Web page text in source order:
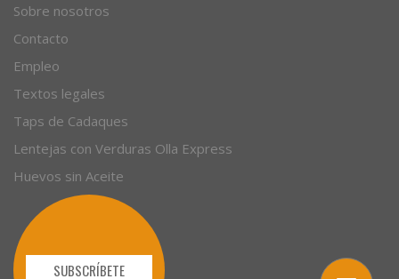
Sobre nosotros
Contacto
Empleo
Textos legales
Taps de Cadaques
Lentejas con Verduras Olla Express
Huevos sin Aceite
SUBSCRÍBETE